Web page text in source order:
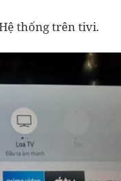
thống trên tivi.